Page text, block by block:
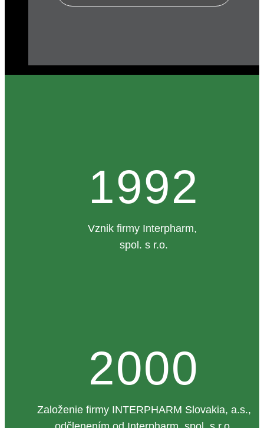
1992
Vznik firmy Interpharm,
spol. s r.o.
2000
Založenie firmy INTERPHARM Slovakia, a.s.,